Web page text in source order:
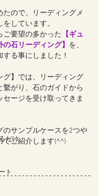
だけ
ト
たので、リーディングメ
しています。
ご要望の多かった 【ギュ
石リーディング】
を、
る事にしました！
グ】では、リーディング
繫がり、石のガイドから
セージを受け取ってきま
のサンプルケースを2つや
でご紹介します(^^)